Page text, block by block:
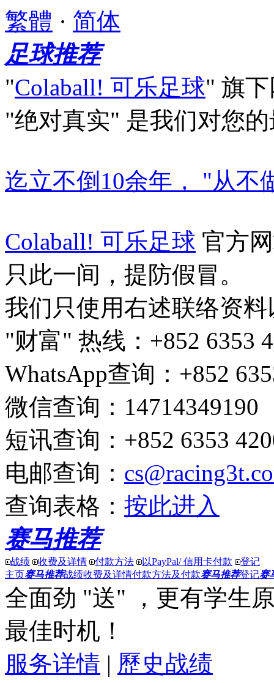
繁體 · 简体
足球推荐
"Colaball! 可乐足球" 旗
"绝对真实" 是我们对您
迄立不倒10余年， "从不
Colaball! 可乐足球 官方
只此一间，提防假冒。
我们只使用右述联络资
"财富" 热线 ：+852 6353
WhatsApp查询 ：+852
微信查询 ：14714349190
短讯查询 ：+852 6353
电邮查询 ：
查询表格 ： 按此进入
赛马推荐
战绩 收费及详情 付款方法 以PayPal/ 信用卡付款
登记
主页赛马推荐战绩收费及详情付款方法及付款赛马推荐登记赛
全面劲 "送" ，更有学生
最佳时机！
服务详情 | 歷史战绩